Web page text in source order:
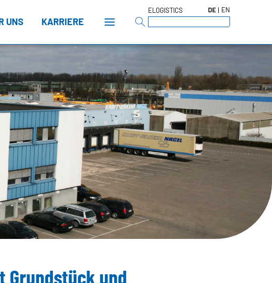
NAGEL-GROUP
Verwaltungsrat
Board of Directors
Daten & Fakten
Firmengeschichte
Policy
Compliance
IT EXZELLENZ
TrendRadar
IT Leistungen
UNS
of Directors
& Fakten
Leistungen
KARRIERE
ELOGISTICS DE EN
Grundstück und